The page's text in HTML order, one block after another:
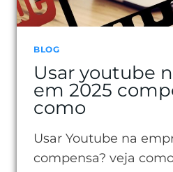
TANTO
BLOG
Usar youtube
em 2025
como
Usar Youtube na
compensa? veja